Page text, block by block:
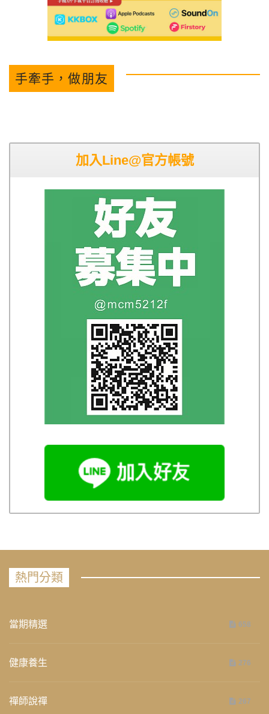
手牽手，做朋友
加入Line@官方帳號
熱門分類
當期精選 658
健康養生 276
禪師說禪 267